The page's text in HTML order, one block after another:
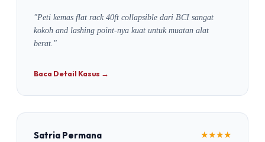
"Peti kemas flat rack 40ft collapsible dari BCI sangat
kokoh and lashing point-nya kuat untuk muatan alat
berat."
Baca Detail Kasus →
Satria Permana ★★★★